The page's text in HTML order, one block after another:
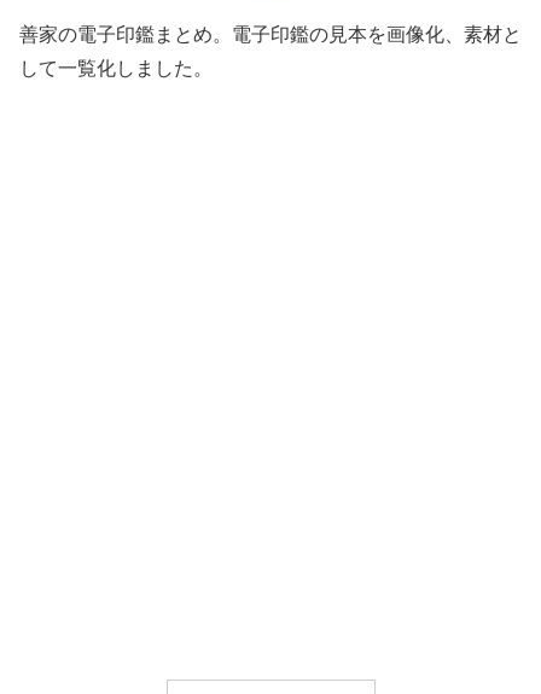
善家の電子印鑑まとめ。電子印鑑の見本を画像化、素材と
して一覧化しました。